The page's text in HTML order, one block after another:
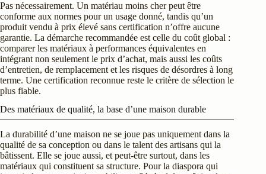
Pas nécessairement. Un matériau moins cher peut être
conforme aux normes pour un usage donné, tandis qu’un
produit vendu à prix élevé sans certification n’offre aucune
garantie. La démarche recommandée est celle du coût global :
comparer les matériaux à performances équivalentes en
intégrant non seulement le prix d’achat, mais aussi les coûts
d’entretien, de remplacement et les risques de désordres à long
terme. Une certification reconnue reste le critère de sélection le
plus fiable.
Des matériaux de qualité, la base d’une maison durable
La durabilité d’une maison ne se joue pas uniquement dans la
qualité de sa conception ou dans le talent des artisans qui la
bâtissent. Elle se joue aussi, et peut-être surtout, dans les
matériaux qui constituent sa structure. Pour la diaspora qui